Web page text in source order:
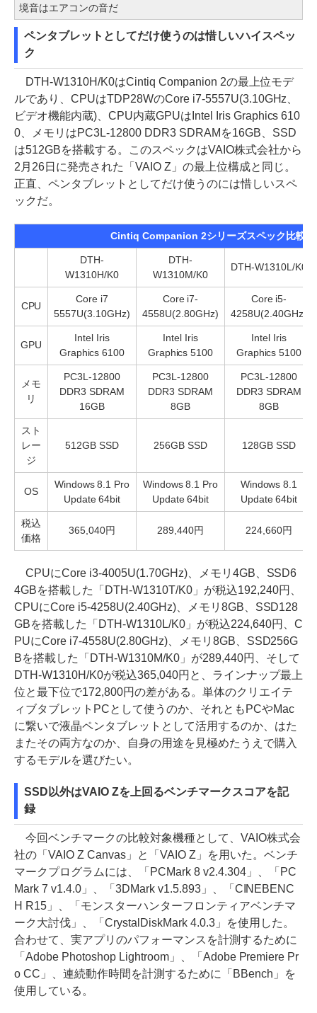
境音はエアコンの音だ
ペンタブレットとしてだけ使うのは惜しいハイスペッ
ク
DTH-W1310H/K0はCintiq Companion 2の最上位モデ
ルであり、CPUはTDP28WのCore i7-5557U(3.10GHz、
ビデオ機能内蔵)、CPU内蔵GPUはIntel Iris Graphics 610
0、メモリはPC3L-12800 DDR3 SDRAMを16GB、SSD
は512GBを搭載する。このスペックはVAIO株式会社から
2月26日に発売された「VAIO Z」の最上位構成と同じ。
正直、ペンタブレットとしてだけ使うのには惜しいスペ
ックだ。
Cintiq Companion 2シリーズスペック比較
DTH-
W1310H/K0
DTH-
W1310M/K0
DTH-W1310L/K0
CPU
Core i7
5557U(3.10GHz)
Core i7-
4558U(2.80GHz)
Core i5-
4258U(2.40GHz)
GPU
Intel Iris
Graphics 6100
Intel Iris
Graphics 5100
Intel Iris
Graphics 5100
メモ
リ
PC3L-12800
DDR3 SDRAM
16GB
PC3L-12800
DDR3 SDRAM
8GB
PC3L-12800
DDR3 SDRAM
8GB
スト
レー
ジ
512GB SSD 256GB SSD 128GB SSD
OS
Windows 8.1 Pro
Update 64bit
Windows 8.1 Pro
Update 64bit
Windows 8.1
Update 64bit
税込
価格
365,040円 289,440円 224,660円
CPUにCore i3-4005U(1.70GHz)、メモリ4GB、SSD6
4GBを搭載した「DTH-W1310T/K0」が税込192,240円、
CPUにCore i5-4258U(2.40GHz)、メモリ8GB、SSD128
GBを搭載した「DTH-W1310L/K0」が税込224,640円、C
PUにCore i7-4558U(2.80GHz)、メモリ8GB、SSD256G
Bを搭載した「DTH-W1310M/K0」が289,440円、そして
DTH-W1310H/K0が税込365,040円と、ラインナップ最上
位と最下位で172,800円の差がある。単体のクリエイテ
ィブタブレットPCとして使うのか、それともPCやMac
に繋いで液晶ペンタブレットとして活用するのか、はた
またその両方なのか、自身の用途を見極めたうえで購入
するモデルを選びたい。
SSD以外はVAIO Zを上回るベンチマークスコアを記
録
今回ベンチマークの比較対象機種として、VAIO株式会
社の「VAIO Z Canvas」と「VAIO Z」を用いた。ベンチ
マークプログラムには、「PCMark 8 v2.4.304」、「PC
Mark 7 v1.4.0」、「3DMark v1.5.893」、「CINEBENC
H R15」、「モンスターハンターフロンティアベンチマ
ーク大討伐」、「CrystalDiskMark 4.0.3」を使用した。
合わせて、実アプリのパフォーマンスを計測するために
「Adobe Photoshop Lightroom」、「Adobe Premiere Pr
o CC」、連続動作時間を計測するために「BBench」を
使用している。